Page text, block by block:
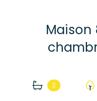
Maison 8 pièce(s) 4
2